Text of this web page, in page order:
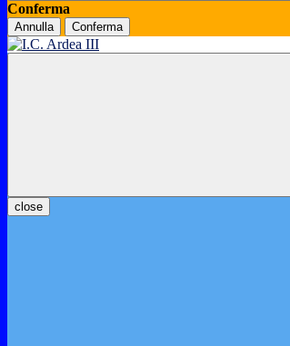
Conferma
Annulla Conferma
close